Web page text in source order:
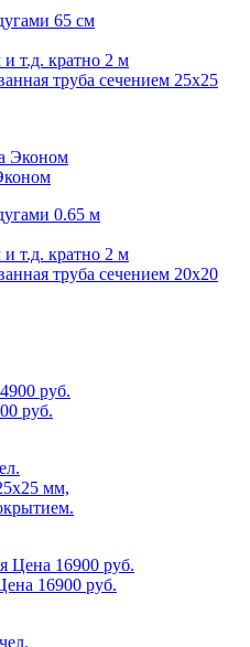
65 см
т.д. кратно 2 м
труба сечением 25х25
0.65 м
т.д. кратно 2 м
труба сечением 20х20
руб.
мм,
16900 руб.